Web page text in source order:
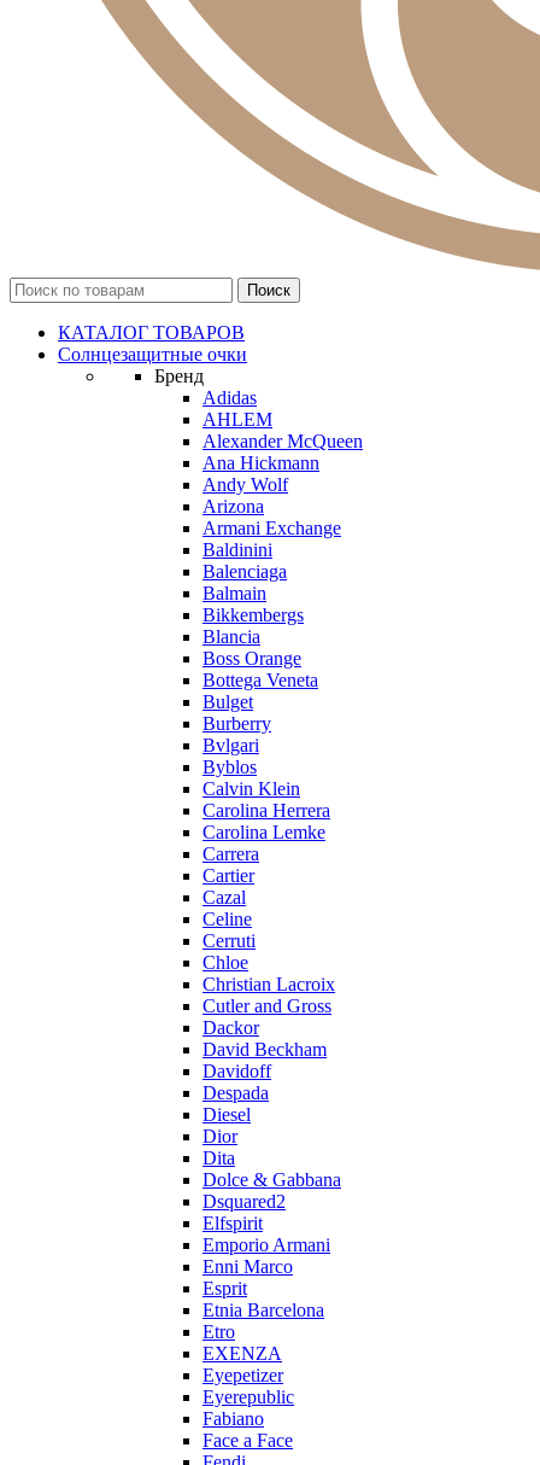
КАТАЛОГ ТОВАРОВ
Солнцезащитные очки
Бренд
Adidas
AHLEM
Alexander McQueen
Ana Hickmann
Andy Wolf
Arizona
Armani Exchange
Baldinini
Balenciaga
Balmain
Bikkembergs
Blancia
Boss Orange
Bottega Veneta
Bulget
Burberry
Bvlgari
Byblos
Calvin Klein
Carolina Herrera
Carolina Lemke
Carrera
Cartier
Cazal
Celine
Cerruti
Chloe
Christian Lacroix
Cutler and Gross
Dackor
David Beckham
Davidoff
Despada
Diesel
Dior
Dita
Dolce & Gabbana
Dsquared2
Elfspirit
Emporio Armani
Enni Marco
Esprit
Etnia Barcelona
Etro
EXENZA
Eyepetizer
Eyerepublic
Fabiano
Face a Face